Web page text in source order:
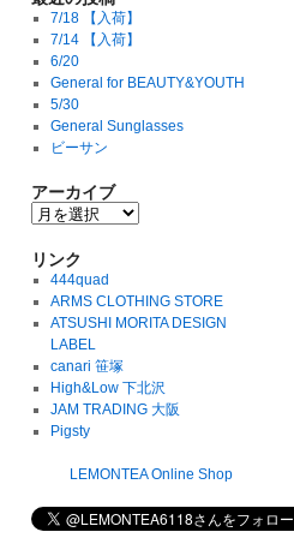
7/18 【入荷】
7/14 【入荷】
6/20
General for BEAUTY&YOUTH
5/30
General Sunglasses
ビーサン
アーカイブ
リンク
444quad
ARMS CLOTHING STORE
ATSUSHI MORITA DESIGN
LABEL
canari 笹塚
High&Low 下北沢
JAM TRADING 大阪
Pigsty
LEMONTEA Online Shop